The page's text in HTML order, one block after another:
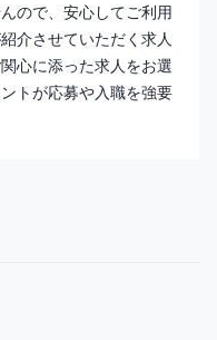
ので、安心してご利用
介させていただく求人
心に添った求人をお選
トが応募や入職を強要